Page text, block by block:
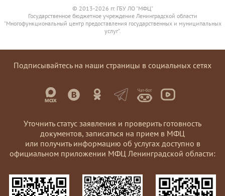
© 2013-2026 гг. ГБУ ЛО "МФЦ"
Государственное бюджетное учреждение Ленинградской области
"Многофункциональный центр предоставления государственных и муниципальных
услуг".
Подписывайтесь на наши страницы в социальных сетях
Уточнить статус заявления и проверить готовность
документов, записаться на прием в МФЦ
или получить информацию об услугах доступно в
официальном приложении МФЦ Ленинградской области: